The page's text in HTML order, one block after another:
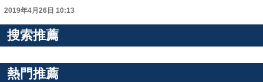
2019年4月26日 10:13
搜索推薦
熱門推薦